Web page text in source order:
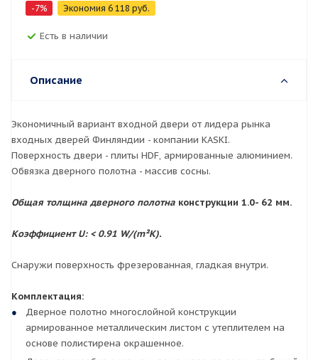
-7% Экономия 6 118 руб.
Есть в наличии
Описание
Экономичный вариант входной двери от лидера рынка
входных дверей Финляндии - компании KASKI.
Поверхность двери - плиты HDF, армированные алюминием.
Обвязка дверного полотна - массив сосны.
Общая толщина дверного полотна конструкции 1.0- 62 мм.
Коэффициент U: < 0.91 W/(m²K).
Снаружи поверхность фрезерованная, гладкая внутри.
Комплектация:
Дверное полотно многослойной конструкции
армированное металлическим листом с утеплителем на
основе полистирена окрашенное.